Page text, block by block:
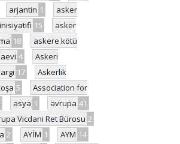
arjantin 1
asker
15
asker
18
askere kötü
4
Askeri
17
Askerlik
5
Association for
asya 1 avrupa 41
Vicdani Ret Bürosu 2
2 AYİM 1 AYM 14